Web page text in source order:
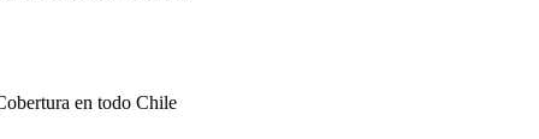
en todo Chile